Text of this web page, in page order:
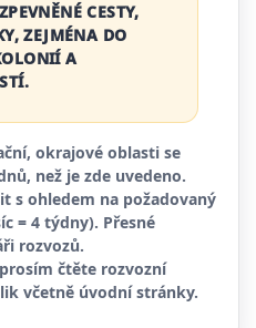
CESTY,
ZEJMÉNA DO
A
okrajové oblasti se
než je zde uvedeno.
s ohledem na požadovaný
= 4 týdny). Přesné
rozvozů.
čtěte rozvozní
včetně úvodní stránky.